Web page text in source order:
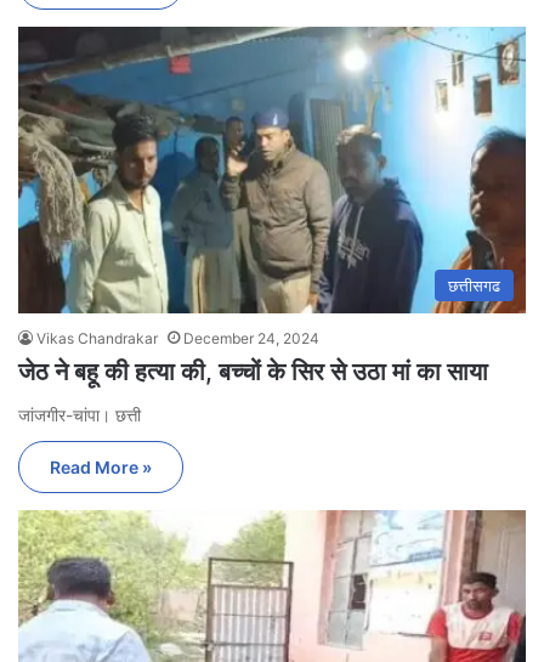
छत्तीसगढ
Vikas Chandrakar December 24, 2024
जेठ ने बहू की हत्या की, बच्चों के सिर से उठा मां का साया
जांजगीर-चांपा। छत्ती
Read More »